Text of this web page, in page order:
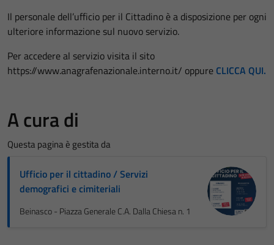
Il personale dell’ufficio per il Cittadino è a disposizione per ogni
ulteriore informazione sul nuovo servizio.
Per accedere al servizio visita il sito
https://www.anagrafenazionale.interno.it/ oppure CLICCA QUI.
A cura di
Questa pagina è gestita da
Ufficio per il cittadino / Servizi
demografici e cimiteriali
Beinasco - Piazza Generale C.A. Dalla Chiesa n. 1